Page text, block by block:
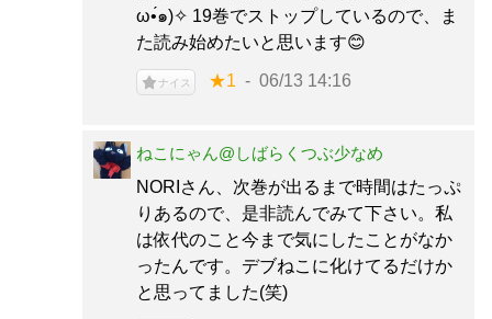
̀ω•́๑)✧ 19巻でストップしているので、ま
た読み始めたいと思います😊
ナイス ★1 06/13 14:16
ねこにゃん@しばらくつぶ少なめ
NORIさん、次巻が出るまで時間はたっぷ
りあるので、是非読んでみて下さい。私
は依代のこと今まで気にしたことがなか
ったんです。デブねこに化けてるだけか
と思ってました(笑)